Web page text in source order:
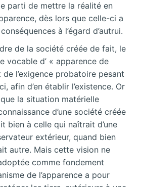
parti de mettre la réalité en
dès lors que celle-ci a
à l’égard d’autrui.
de la société créée de fait, le
vocable d’ « apparence de
de l’exigence probatoire pesant
afin d’en établir l’existence. Or
la situation matérielle
d’une société créée
bien à celle qui naîtrait d’une
extérieur, quand bien
autre. Mais cette vision ne
comme fondement
de l’apparence a pour